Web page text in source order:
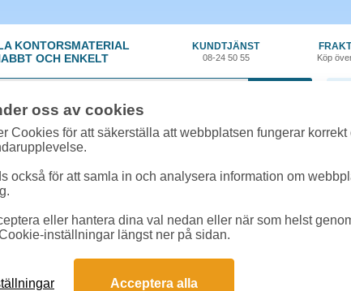
KONTORSMATERIAL
OCH ENKELT
KUNDTJÄNST
08-24 50 55 Köp
»Övriga drycker» Ramlösa Citrus PET 12x33cl
Ramlösa Citrus PET
Mineralvatten med kolsyra
perfekt när du vill ha något
oss av cookies
Cookies för att säkerställa att webbplatsen fungerar korrekt
också för att samla in och analysera information om
eller hantera dina val nedan eller när som helst
inställningar längst ner på sidan.
Acceptera alla